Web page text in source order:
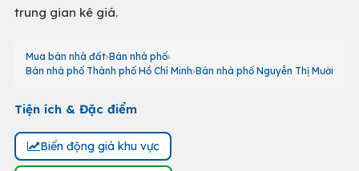
trung gian kê giá.
Mua bán nhà đất Bán nhà phố
Bán nhà phố Thành phố Hồ Chí Minh Bán nhà phố Nguyễn Thị Mười
Tiện ích & Đặc điểm
Biến động giá khu vực